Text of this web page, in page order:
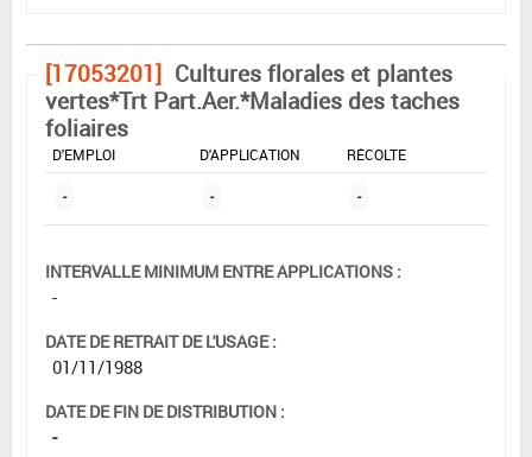
[17053201] Cultures florales et plantes
vertes*Trt Part.Aer.*Maladies des taches
foliaires
DOSE MAX
D'EMPLOI
D'APPLICATION
RÉCOLTE
- - -
INTERVALLE MINIMUM ENTRE APPLICATIONS :
-
DATE DE RETRAIT DE L'USAGE :
01/11/1988
DATE DE FIN DE DISTRIBUTION :
-